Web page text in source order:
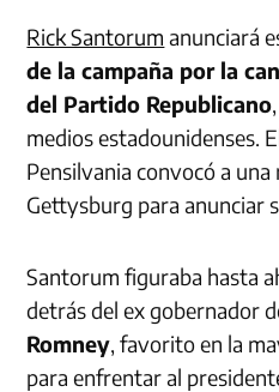
Rick Santorum anunciará
de la campaña por la
del Partido Republicano
medios estadounidenses.
Pensilvania convocó a una
Gettysburg para anunciar
Santorum figuraba hasta
detrás del ex gobernador
Romney, favorito en la
para enfrentar al